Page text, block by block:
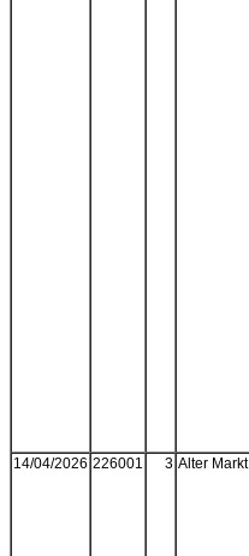
14/04/2026 226001 3 Alter Markt